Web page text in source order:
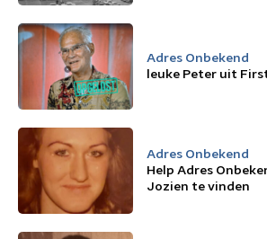
Adres Onbekend
leuke Peter uit
Adres Onbekend
Help Adres
Jozien te vinden